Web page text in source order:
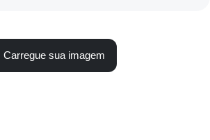
Carregue sua imagem